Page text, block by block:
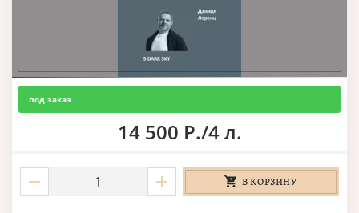
под заказ
14 500 Р./4 л.
В КОРЗИНУ